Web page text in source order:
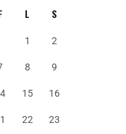
L S
1 2
8 9
15 16
22 23